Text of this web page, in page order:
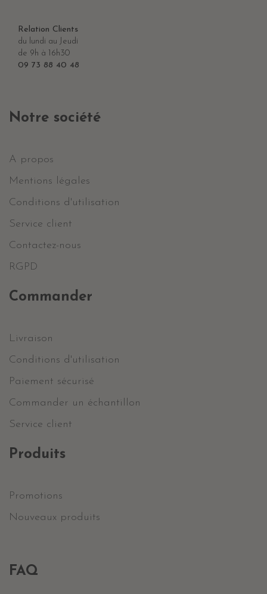
Relation Clients
du lundi au Jeudi
de 9h à 16h30
09 73 88 40 48
Notre société
A propos
Mentions légales
Conditions d'utilisation
Service client
Contactez-nous
RGPD
Commander
Livraison
Conditions d'utilisation
Paiement sécurisé
Commander un échantillon
Service client
Produits
Promotions
Nouveaux produits
FAQ